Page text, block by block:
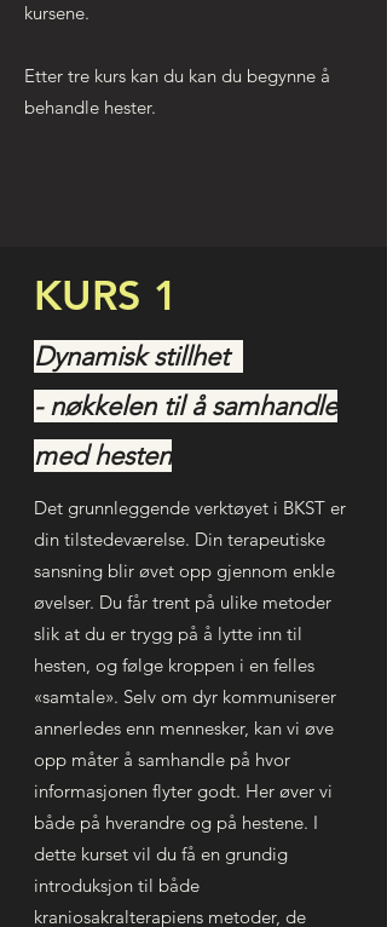
kursene.
Etter tre kurs kan du kan du begynne å
behandle hester.
KURS 1
Dynamisk stillhet
- nøkkelen til å samhandle
med hesten
Det grunnleggende verktøyet i BKST er
din tilstedeværelse. Din terapeutiske
sansning blir øvet opp gjennom enkle
øvelser. Du får trent på ulike metoder
slik at du er trygg på å lytte inn til
hesten, og følge kroppen i en felles
«samtale». Selv om dyr kommuniserer
annerledes enn mennesker, kan vi øve
opp måter å samhandle på hvor
informasjonen flyter godt. Her øver vi
både på hverandre og på hestene. I
dette kurset vil du få en grundig
introduksjon til både
kraniosakralterapiens metoder, de